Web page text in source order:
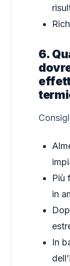
6.
Più
in
In